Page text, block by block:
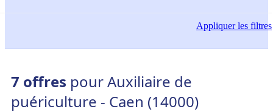
Appliquerles filtres
7 offres pour Auxiliaire de
puériculture - Caen (14000)